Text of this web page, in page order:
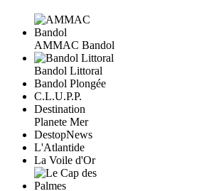
AMMAC Bandol
Bandol Littoral
Bandol Plongée
C.L.U.P.P.
Destination
Planete Mer
DestopNews
L'Atlantide
La Voile d'Or